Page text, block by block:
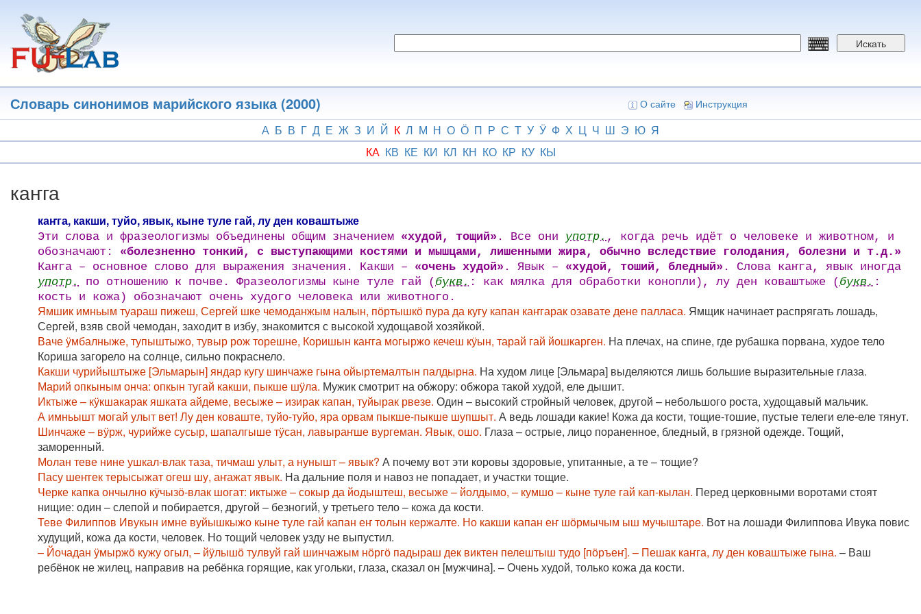
основному
содержанию
Искать
Словарь синонимов марийского языка (2000) О сайте Инструкция
А Б В Г Д Е Ж З И Й К Л М Н О Ӧ П Р С Т У Ӱ Ф Х Ц Ч Ш Э Ю Я
КА КВ КЕ КИ КЛ КН КО КР КУ КЫ
каҥга
каҥга, какши, туйо, явык, кыне туле гай, лу ден коваштыже
Эти слова и фразеологизмы объединены общим значением «худой, тощий» . Все они употр., когда речь идёт о человеке и животном, и
обозначают: «болезненно тонкий, с выступающими костями и мышцами, лишенными жира, обычно вследствие голодания, болезни и т.д.»
Каҥга – основное слово для выражения значения. Какши – «очень худой» . Явык – «худой, тоший, бледный» . Слова каҥга, явык иногда
употр. по отношению к почве. Фразеологизмы кыне туле гай (букв. : как мялка для обработки конопли), лу ден коваштыже (букв. :
кость и кожа) обозначают очень худого человека или животного.
Ямшик имньым туараш пижеш, Сергей шке чемоданжым налын, пӧртышкӧ пура да кугу капан каҥгарак озавате дене палласа. Ямщик начинает распрягать лошадь,
Сергей, взяв свой чемодан, заходит в избу, знакомится с высокой худощавой хозяйкой.
Ваче ӱмбалныже, тупыштыжо, тувыр рож торешне, Коришын каҥга могыржо кечеш кӱын, тарай гай йошкарген. На плечах, на спине, где рубашка порвана, худое тело
Кориша загорело на солнце, сильно покраснело.
Какши чурийыштыже [Эльмарын] яндар кугу шинчаже гына ойыртемалтын палдырна. На худом лице [Эльмара] выделяются лишь большие выразительные глаза.
Марий опкыным онча: опкын тугай какши, пыкше шӱла. Мужик смотрит на обжору: обжора такой худой, еле дышит.
Иктыже – кӱкшакарак яшката айдеме, весыже – изирак капан, туйырак рвезе. Один – высокий стройный человек, другой – небольшого роста, худощавый мальчик.
А имньышт могай улыт вет! Лу ден коваште, туйо-туйо, яра орвам пыкше-пыкше шупшыт. А ведь лошади какие! Кожа да кости, тощие-тошие, пустые телеги еле-еле тянут.
Шинчаже – вӱрж, чурийже сусыр, шапалгыше тӱсан, лавыраҥше вургеман. Явык, ошо. Глаза – острые, лицо пораненное, бледный, в грязной одежде. Тощий,
заморенный.
Молан теве нине ушкал-влак таза, тичмаш улыт, а нунышт – явык? А почему вот эти коровы здоровые, упитанные, а те – тощие?
Пасу шеҥгек терысыжат огеш шу, аҥажат явык. На дальние поля и навоз не попадает, и участки тощие.
Черке капка ончылно кӱчызӧ-влак шогат: иктыже – сокыр да йодыштеш, весыже – йолдымо, – кумшо – кыне туле гай кап-кылан. Перед церковными воротами стоят
нищие: один – слепой и побирается, другой – безногий, у третьего тело – кожа да кости.
Теве Филиппов Ивукын имне вуйышкыжо кыне туле гай капан еҥ толын кержалте. Но какши капан еҥ шӧрмычым ыш мучыштаре. Вот на лошади Филиппова Ивука повис
худущий, кожа да кости, человек. Но тощий человек узду не выпустил.
– Йочадан ӱмыржӧ кужу огыл, – йӱлышӧ тулвуй гай шинчажым нӧргӧ падыраш дек виктен пелештыш тудо [пӧръеҥ]. – Пешак каҥга, лу ден коваштыже гына. – Ваш
ребёнок не жилец, направив на ребёнка горящие, как угольки, глаза, сказал он [мужчина]. – Очень худой, только кожа да кости.